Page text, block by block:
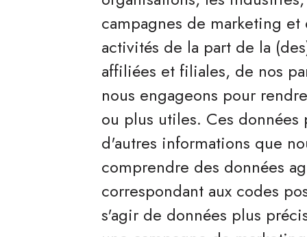
campagnes de marketing
activités de la part de la
affiliées et filiales, de nos
nous engageons pour
ou plus utiles. Ces
d'autres informations que
comprendre des données
correspondant aux codes
s'agir de données plus